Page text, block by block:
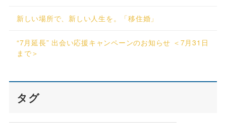
新しい場所で、新しい人生を。「移住婚」
“7月延長” 出会い応援キャンペーンのお知らせ ＜7月31日
まで＞
タグ